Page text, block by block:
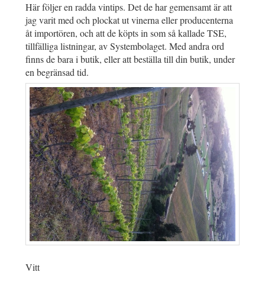
Här följer en radda vintips. Det de har gemensamt är att
jag varit med och plockat ut vinerna eller producenterna
åt importören, och att de köpts in som så kallade TSE,
tillfälliga listningar, av Systembolaget. Med andra ord
finns de bara i butik, eller att beställa till din butik, under
en begränsad tid.
Vitt